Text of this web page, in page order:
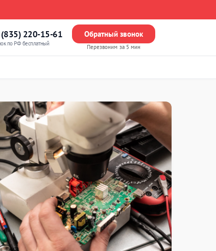
(835) 220-15-61
по РФ бесплатный
Обратный звонок
Перезвоним за 5 мин